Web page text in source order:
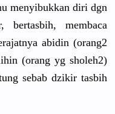
menyibukkan diri dgn
bertasbih, membaca
abidin (orang2
(orang yg sholeh2)
sebab dzikir tasbih